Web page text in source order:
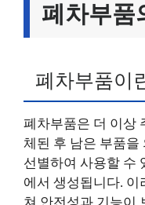
폐차부품
폐차부품이
폐차부품은 더 이상
체된 후 남은 부품을
선별하여 사용할 수
에서 생성됩니다. 이